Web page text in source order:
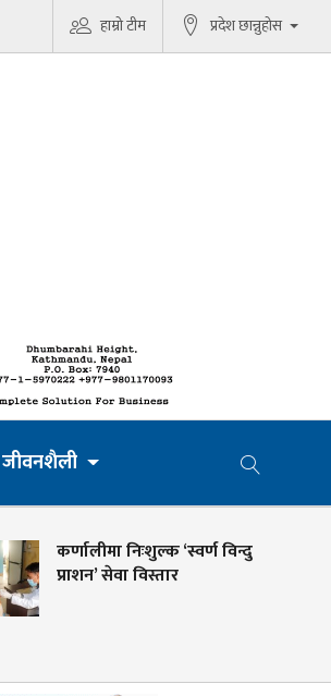
हाम्रो टीम प्रदेश छान्नुहोस
जीवनशैली
कर्णालीमा निःशुल्क ‘स्वर्ण विन्दु
प्राशन’ सेवा विस्तार